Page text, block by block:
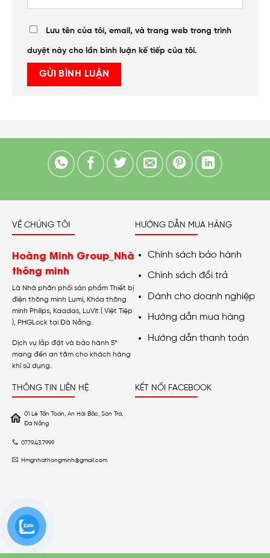
Lưu tên của tôi, email, và trang web trong trình
duyệt này cho lần bình luận kế tiếp của tôi.
VỀ CHÚNG TÔI
Hoàng Minh Group_Nhà
thông minh
Là Nhà phân phối sản phẩm Thiết bị
điện thông minh Lumi, Khóa thông
minh Philips, Kaadas, LuVit ( Việt Tiệp
), PHGLock tại Đà Nẵng.
Dịch vụ lắp đặt và bảo hành 5*
mang đến an tâm cho khách hàng
khi sử dụng.
HƯỚNG DẪN MUA HÀNG
Chính sách bảo hành
Chính sách đổi trả
Dành cho doanh nghiệp
Hướng dẫn mua hàng
Hướng dẫn thanh toán
THÔNG TIN LIÊN HỆ
01 Lê Tấn Toán, An Hải Bắc, Sơn Trà,
Đà Nẵng
0779.43.7999
Hmgnhathongminh@gmail.com
KẾT NỐI FACEBOOK